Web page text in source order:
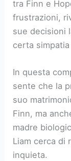
tra Finn e
frustrazioni,
sue decisioni
certa
In questa
sente che la
suo
Finn, ma
madre
Liam cerca di
inquieta.